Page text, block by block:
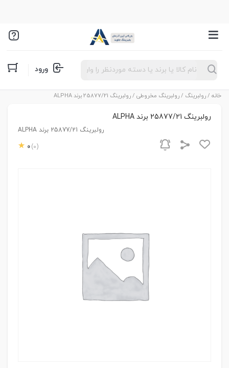
Products
search ورود
خانه /رولبرینگ /رولبرینگ مخروطی / رولبرینگ 25877/21 برند ALPHA
رولبرینگ 25877/21 برند ALPHA
رولبرینگ 25877/21 برند ALPHA
0 (0)